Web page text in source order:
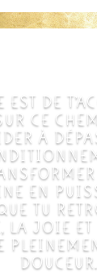
DE
CE
À
EN
TU
LA JOIE
DOUCEUR.